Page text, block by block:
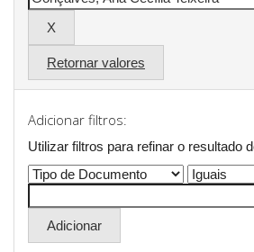
Retornar valores
Adicionar filtros:
Utilizar filtros para refinar o resultado